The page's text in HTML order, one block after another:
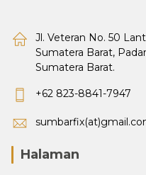
Jl. Veteran No. 50
Sumatera Barat,
Sumatera Barat.
+62 823-8841-7947
Halaman